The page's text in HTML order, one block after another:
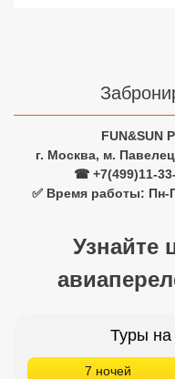
FUN&SUN
г. Москва, м.
☎ +7(499)11-
✅ Время работы: Пн-
Узнайте
Туры на
7 ночей
Сетевые отели Бали
Сетевые отели Сейшел
Сетевые отели